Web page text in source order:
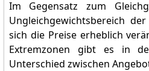
Im Gegensatz zum
Ungleichgewichtsbereich
sich die Preise erheblich
Extremzonen gibt es in
Unterschied zwischen